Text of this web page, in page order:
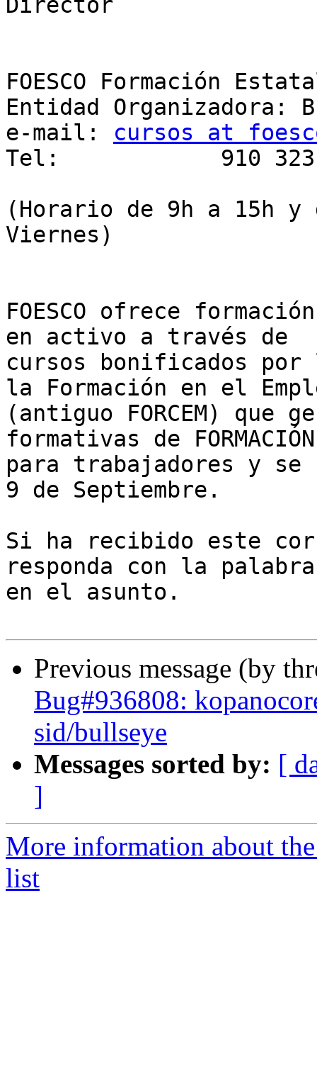
Director
FOESCO Formación
Entidad Organizadora:
cursos at
Tel:		910 323 794
(Horario de 9h a 15h y
Viernes)
FOESCO ofrece
en activo a través de
cursos bonificados
la Formación en el
(antiguo FORCEM) que
formativas de FORMACIÓN
para trabajadores y
9 de Septiembre.
Si ha recibido este
responda con la palabra
en el asunto.
Previous message (by
Bug#936808:
sid/bullseye
Messages sorted by: [
]
More information about
list